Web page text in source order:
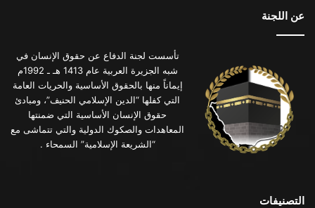
عن اللجنة
تأسست لجنة الدفاع عن حقوق الإنسان في
شبه الجزيرة العربية عام 1413 هـ ـ 1992م
إيماناً منها بالحقوق الأساسية والحريات العامة
التي كفلها “الدين الإسلامي الحنيف”، ومبادئ
حقوق الإنسان الأساسية التي ضمنتها
المعاهدات والصكوك الدولية والتي تتماشى مع
“الشريعة الإسلامية” السمحاء .
التصنيفات